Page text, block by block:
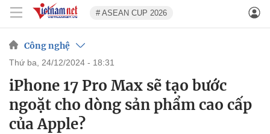
# ASEAN CUP 2026
Công nghệ
thứ ba, 24/12/2024 - 18:31
iPhone 17 Pro Max sẽ tạo bước
ngoặt cho dòng sản phẩm cao cấp
của Apple?